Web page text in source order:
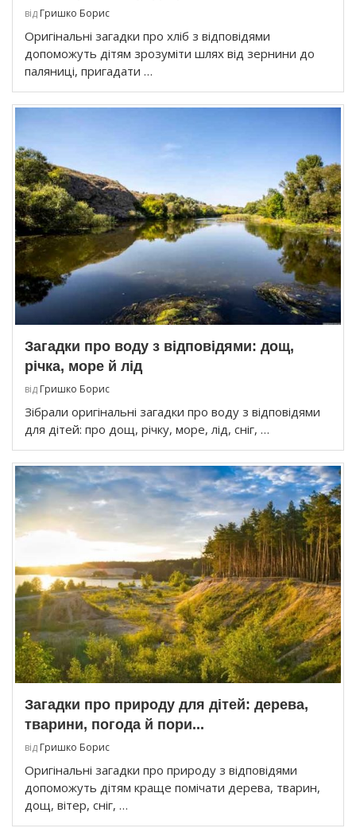
від Гришко Борис
Оригінальні загадки про хліб з відповідями
допоможуть дітям зрозуміти шлях від зернини до
паляниці, пригадати …
Загадки про воду з відповідями: дощ,
річка, море й лід
від Гришко Борис
Зібрали оригінальні загадки про воду з відповідями
для дітей: про дощ, річку, море, лід, сніг, …
Загадки про природу для дітей: дерева,
тварини, погода й пори...
від Гришко Борис
Оригінальні загадки про природу з відповідями
допоможуть дітям краще помічати дерева, тварин,
дощ, вітер, сніг, …